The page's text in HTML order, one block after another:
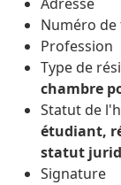
Numéro
Profession
Type de
chambre
Statut de
étudiant,
statut
Signature